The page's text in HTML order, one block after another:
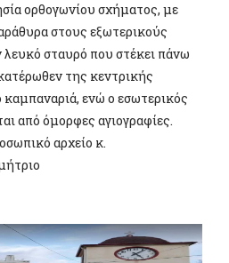
ορθογωνίου σχήματος, με
στους εξωτερικούς
λευκό σταυρό που στέκει πάνω
της κεντρικής
ενώ ο εσωτερικός
από όμορφες αγιογραφίες.
αρχείο κ.